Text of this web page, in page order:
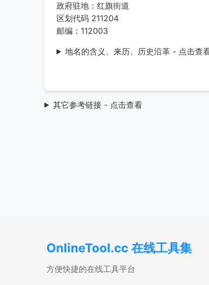
政府驻地：红旗街道
区划代码 211204
邮编：112003
地名的含义、来历、历史沿革 - 点击查
其它参考链接 - 点击查看
OnlineTool.cc 在线工具集
方便快捷的在线工具平台